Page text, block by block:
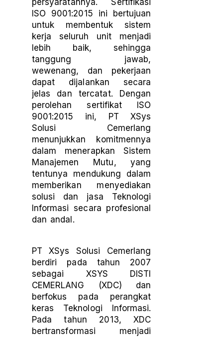
persyaratannya. Sertifikasi
ISO 9001:2015 ini bertujuan
untuk membentuk sistem
kerja seluruh unit menjadi
lebih baik, sehingga
tanggung jawab,
wewenang, dan pekerjaan
dapat dijalankan secara
jelas dan tercatat. Dengan
perolehan sertifikat ISO
9001:2015 ini, PT XSys
Solusi Cemerlang
menunjukkan komitmennya
dalam menerapkan Sistem
Manajemen Mutu, yang
tentunya mendukung dalam
memberikan menyediakan
solusi dan jasa Teknologi
Informasi secara profesional
dan andal.
PT XSys Solusi Cemerlang
berdiri pada tahun 2007
sebagai XSYS DISTI
CEMERLANG (XDC) dan
berfokus pada perangkat
keras Teknologi Informasi.
Pada tahun 2013, XDC
bertransformasi menjadi